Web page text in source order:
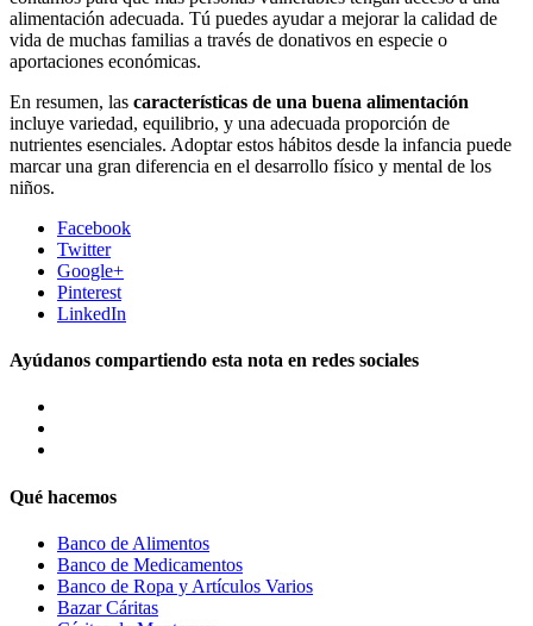
alimentación adecuada. Tú puedes ayudar a mejorar la calidad de
vida de muchas familias a través de donativos en especie o
aportaciones económicas.
En resumen, las características de una buena alimentación
incluye variedad, equilibrio, y una adecuada proporción de
nutrientes esenciales. Adoptar estos hábitos desde la infancia puede
marcar una gran diferencia en el desarrollo físico y mental de los
niños.
Facebook
Twitter
Google+
Pinterest
LinkedIn
Ayúdanos compartiendo esta nota en redes sociales
Qué hacemos
Banco de Alimentos
Banco de Medicamentos
Banco de Ropa y Artículos Varios
Bazar Cáritas